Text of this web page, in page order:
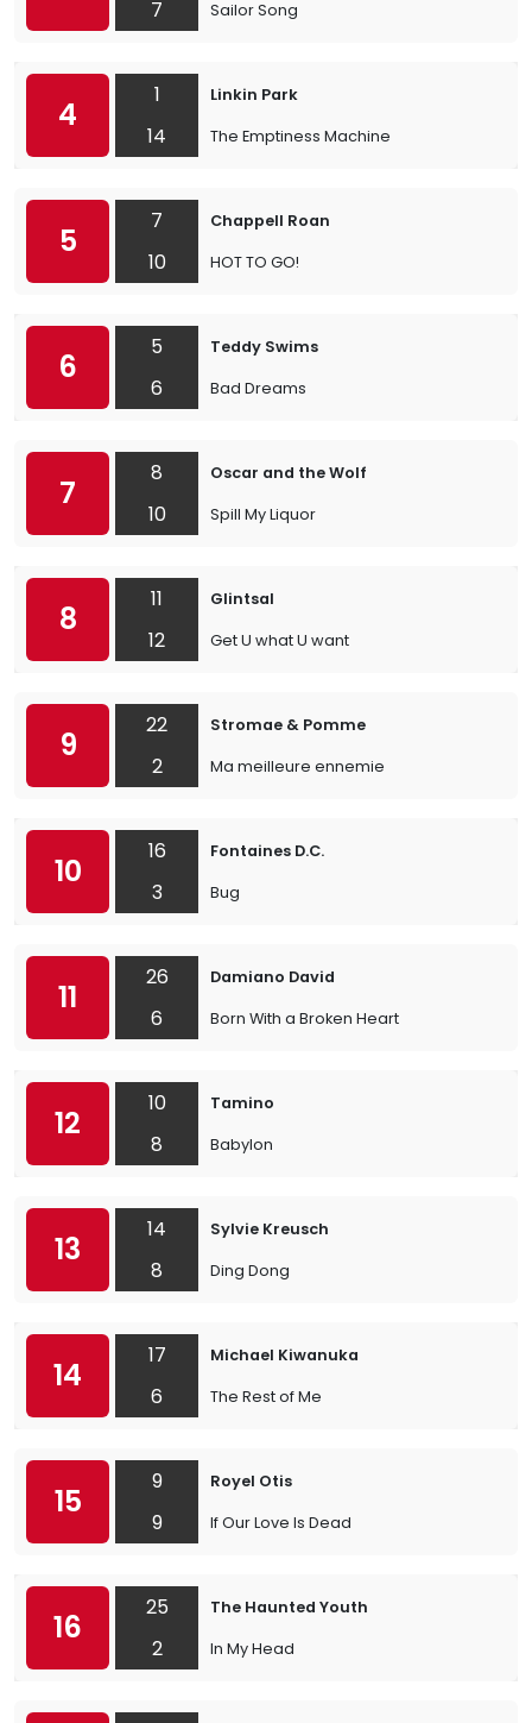
7 Sailor Song
4
1
14
Linkin Park
The Emptiness Machine
5
7
10
Chappell Roan
HOT TO GO!
6
5
6
Teddy Swims
Bad Dreams
7
8
10
Oscar and the Wolf
Spill My Liquor
8
11
12
Glintsal
Get U what U want
9
22
2
Stromae & Pomme
Ma meilleure ennemie
10
16
3
Fontaines D.C.
Bug
11
26
6
Damiano David
Born With a Broken Heart
12
10
8
Tamino
Babylon
13
14
8
Sylvie Kreusch
Ding Dong
14
17
6
Michael Kiwanuka
The Rest of Me
15
9
9
Royel Otis
If Our Love Is Dead
16
25
2
The Haunted Youth
In My Head